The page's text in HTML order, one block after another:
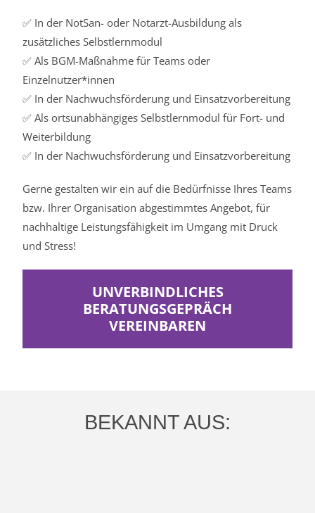
✅ In der NotSan- oder Notarzt-Ausbildung als
zusätzliches Selbstlernmodul
✅ Als BGM-Maßnahme für Teams oder
Einzelnutzer*innen
✅ In der Nachwuchsförderung und Einsatzvorbereitung
✅ Als ortsunabhängiges Selbstlernmodul für Fort- und
Weiterbildung
✅ In der Nachwuchsförderung und Einsatzvorbereitung
Gerne gestalten wir ein auf die Bedürfnisse Ihres Teams
bzw. Ihrer Organisation abgestimmtes Angebot, für
nachhaltige Leistungsfähigkeit im Umgang mit Druck
und Stress!
UNVERBINDLICHES
BERATUNGSGEPRÄCH
VEREINBAREN
BEKANNT AUS: